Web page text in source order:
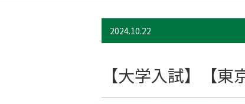
2024.10.22
【大学入試】【